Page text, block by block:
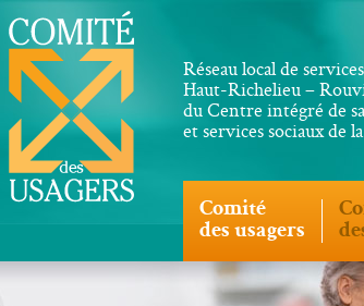
Réseau local de
Haut-Richelieu –
du Centre intégré de
et services sociaux de
Comité
des usagers